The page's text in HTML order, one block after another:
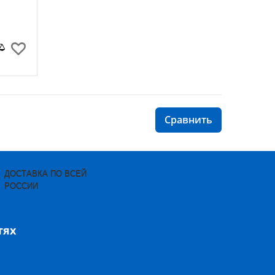
ДОСТАВКА ПО ВСЕЙ
РОССИИ